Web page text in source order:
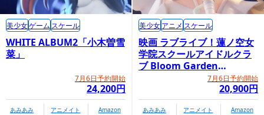
WHITE ALBUM2「小木曽雪
菜」
7月6日予約開始
24,200円
美少女ゲーム スケール
あみあみ アニメイト Amazon
映画 ラブライブ！蓮ノ空女
学院スクールアイドルクラ
ブ Bloom Garden
Party「大沢瑠璃乃」7月6日予約開始
20,900円
美少女アニメ スケール
あみあみ アニメイト Amazon